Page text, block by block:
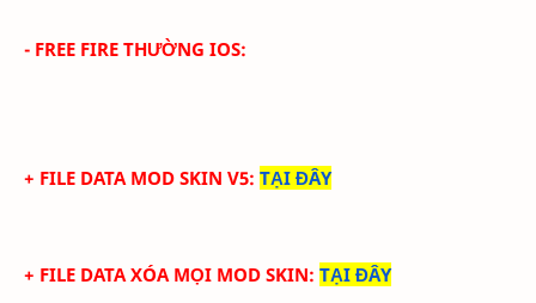
- FREE FIRE THƯỜNG IOS:
+ FILE DATA MOD SKIN V5: TẠI ĐÂY
+ FILE DATA XÓA MỌI MOD SKIN: TẠI ĐÂY